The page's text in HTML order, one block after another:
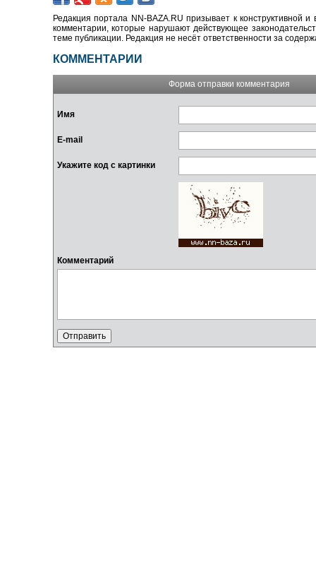
Редакция портала NN-BAZA.RU призывает к конструктивной
комментарии, которые нарушают действующее
теме публикации. Редакция не несёт ответственности за
КОММЕНТАРИИ
Форма отправки комментария
Имя
E-mail
Укажите код с картинки
Комментарий